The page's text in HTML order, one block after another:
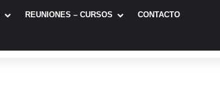
REUNIONES – CURSOS CONTACTO